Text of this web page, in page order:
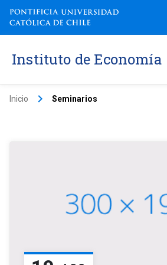
Instituto de Economía
Inicio keyboard_arrow_right Seminarios